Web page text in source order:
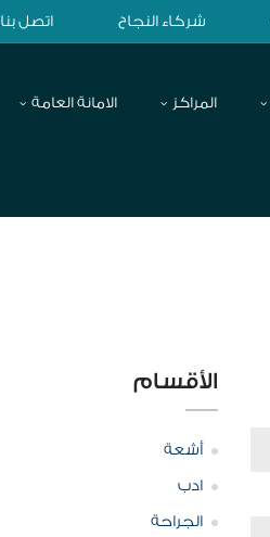
شركاء النجاح اتصل بنا
المراكز الامانة العامة
الأقسام
أشعة
ادب
الجراحة